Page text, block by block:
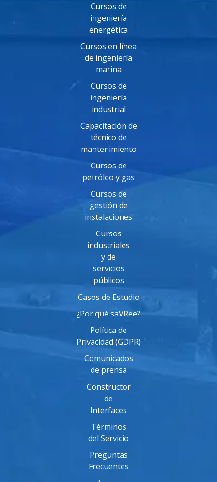
Cursos de
ingeniería
energética
Cursos en línea
de ingeniería
marina
Cursos de
ingeniería
industrial
Capacitación de
técnico de
mantenimiento
Cursos de
petróleo y gas
Cursos de
gestión de
instalaciones
Cursos
industriales
y de
servicios
públicos
Casos de Estudio
¿Por qué saVRee?
Política de
Privacidad (GDPR)
Comunicados
de prensa
Constructor
de
Interfaces
Términos
del Servicio
Preguntas
Frecuentes